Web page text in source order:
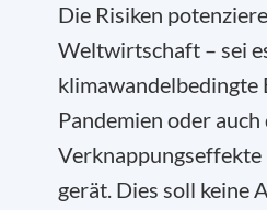
Die Risiken
Weltwirtschaft – sei
klimawandelbedingte
Pandemien oder
Verknappungseffekte
gerät. Dies soll keine